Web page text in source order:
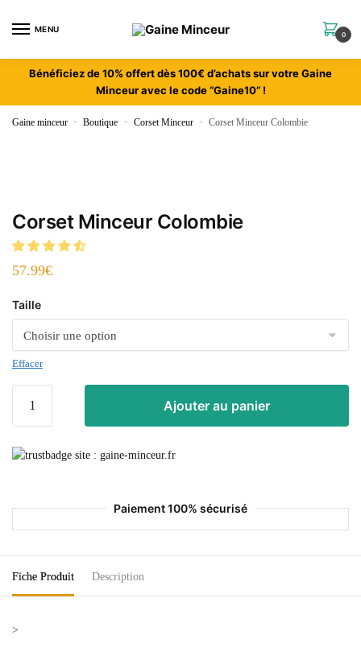
MENU
0
Bénéficiez de 10% offert dès 100€ d’achats sur votre Gaine
Minceur avec le code “Gaine10” !
Gaine minceur » Boutique » Corset Minceur » Corset Minceur Colombie
Corset Minceur Colombie
57.99€
Taille
Effacer
Ajouter au panier
Paiement 100% sécurisé
Fiche Produit Description
>